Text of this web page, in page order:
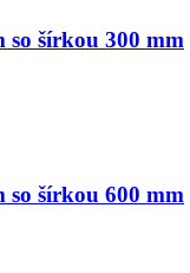
šírkou 300 mm
šírkou 600 mm